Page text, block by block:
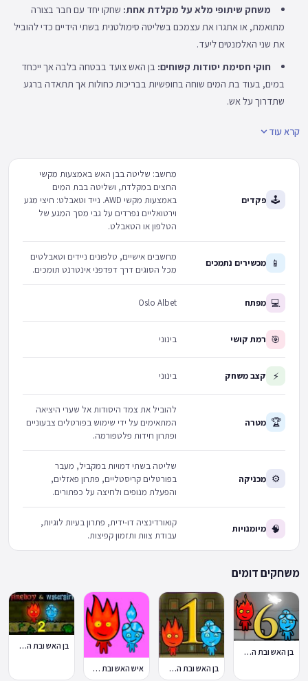
משחק שיתופי מלא על מקלדת אחת: שחקו יחד עם חבר בצורה
מתואמת, או אתגרו את עצמכם בשליטה סימולטנית בשתי הידיים כדי להוביל
את שני האלמנטים ליעד.
חוקי חסימת יסודות קשוחים: בן האש צועד בבטחה בלבה אך ייכחד
במים, בעוד בת המים שוחה בחופשיות בבריכות כחולות אך תתאדה ברגע
שתדרוך על אש.
קרא עוד
🕹 פקדים
מחשב: שליטה בבן האש באמצעות מקשי
החצים במקלדת, ושליטה בבת המים
באמצעות מקשי AWD. נייד וטאבלט: חיצי מגע
וירטואליים נפרדים על גבי מסך המגע של
הטלפון או הטאבלט.
📱 מכשירים נתמכים
מחשבים אישיים, טלפונים ניידים וטאבלטים
מכל הסוגים דרך דפדפני אינטרנט תומכים.
💻 מפתח Oslo Albet
🎯 רמת קושי בינוני
⚡ קצב משחק בינוני
🏆 מטרה
להוביל את צמד היסודות אל שערי היציאה
המתאימים על ידי שימוש בפורטלים צבעוניים
ופתרון חידות פלטפורמה.
⚙ מכניקה
שליטה בשתי דמויות במקביל, מעבר
בפורטלים קריסטליים, פתרון פאזלים,
והפעלת מנופים ולחיצה על כפתורים.
🧠 מיומנויות
קואורדינציה דו-ידית, פתרון בעיות לוגיות,
עבודת צוות ותזמון קפיצות.
משחקים דומים
בן האש ובת המים 6
בן האש ובת המים Fireboy and Watergirl
איש האש ובת המים
בן האש ובת המים 2 מקדש האור